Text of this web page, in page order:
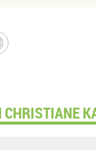
CHRISTIANE